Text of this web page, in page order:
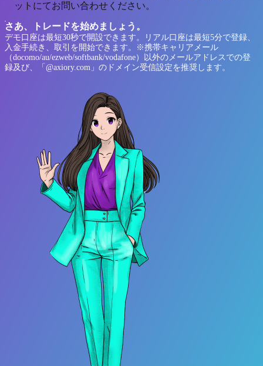
ットにてお問い合わせください。
さあ、トレードを始めましょう。
デモ口座は最短30秒で開設できます。リアル口座は最短5分で登録、
入金手続き、取引を開始できます。※携帯キャリアメール
（docomo/au/ezweb/softbank/vodafone）以外のメールアドレスでの登
録及び、「@axiory.com」のドメイン受信設定を推奨します。